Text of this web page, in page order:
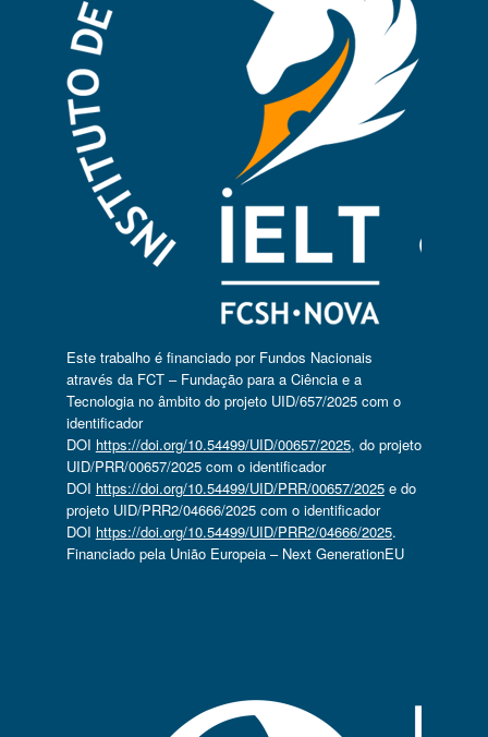
Este trabalho é financiado por Fundos Nacionais
através da FCT – Fundação para a Ciência e a
Tecnologia no âmbito do projeto UID/657/2025 com o
identificador
DOI https://doi.org/10.54499/UID/00657/2025, do projeto
UID/PRR/00657/2025 com o identificador
DOI https://doi.org/10.54499/UID/PRR/00657/2025e do
projeto UID/PRR2/04666/2025 com o identificador
DOI https://doi.org/10.54499/UID/PRR2/04666/2025.
Financiado pela União Europeia – Next GenerationEU